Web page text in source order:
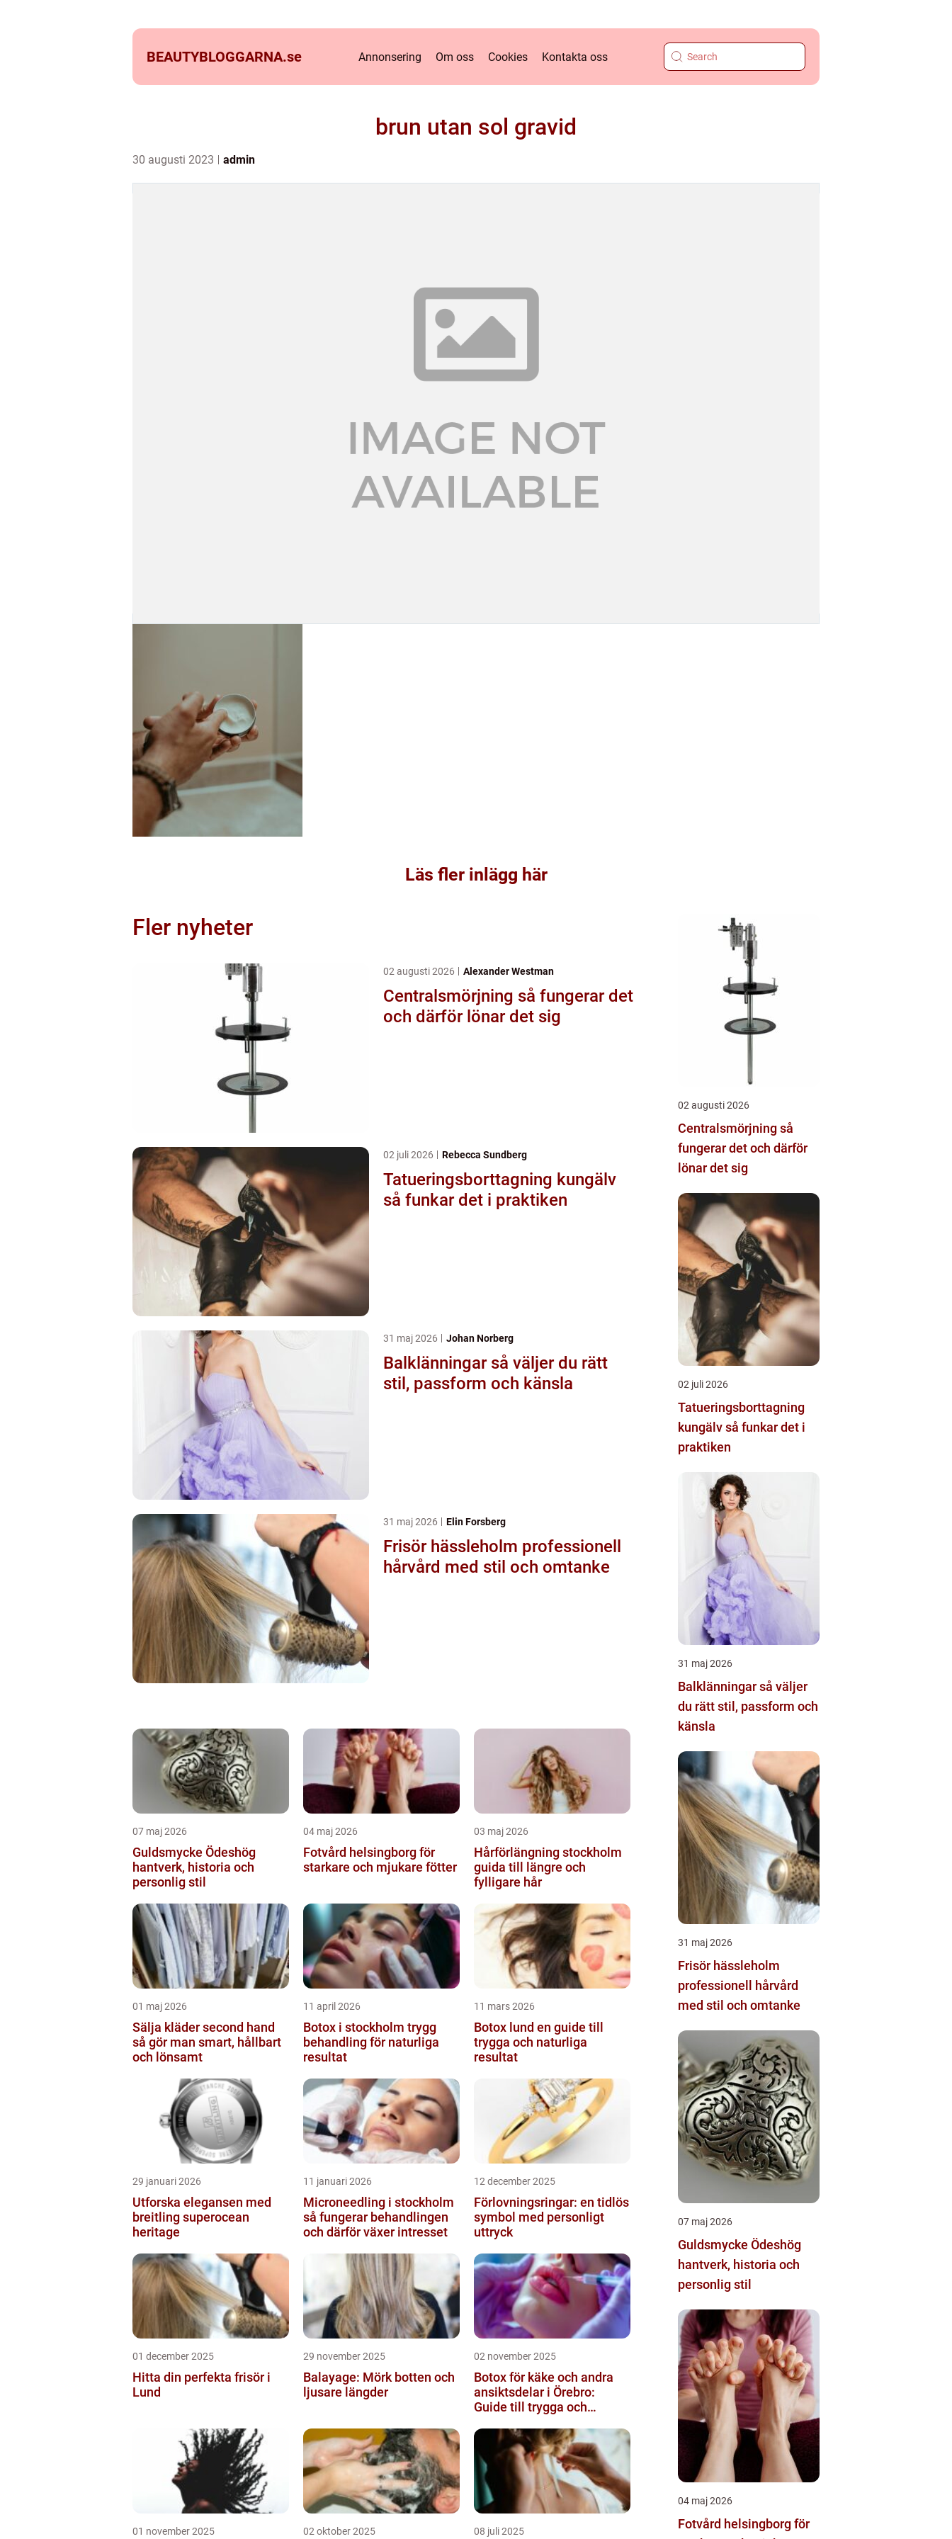
BEAUTYBLOGGARNA.se Annonsering Om oss Cookies Kontakta oss
brun utan sol gravid
30 augusti 2023 admin
Läs fler inlägg här
Fler nyheter
02 augusti 2026 Alexander Westman
Centralsmörjning så fungerar det
och därför lönar det sig
02 juli 2026 Rebecca Sundberg
Tatueringsborttagning kungälv
så funkar det i praktiken
31 maj 2026 Johan Norberg
Balklänningar så väljer du rätt
stil, passform och känsla
31 maj 2026 Elin Forsberg
Frisör hässleholm professionell
hårvård med stil och omtanke
07 maj 2026
Guldsmycke Ödeshög
hantverk, historia och
personlig stil
04 maj 2026
Fotvård helsingborg för
starkare och mjukare fötter
03 maj 2026
Hårförlängning stockholm
guida till längre och
fylligare hår
01 maj 2026
Sälja kläder second hand
så gör man smart, hållbart
och lönsamt
11 april 2026
Botox i stockholm trygg
behandling för naturliga
resultat
11 mars 2026
Botox lund en guide till
trygga och naturliga
resultat
29 januari 2026
Utforska elegansen med
breitling superocean
heritage
11 januari 2026
Microneedling i stockholm
så fungerar behandlingen
och därför växer intresset
12 december 2025
Förlovningsringar: en tidlös
symbol med personligt
uttryck
01 december 2025
Hitta din perfekta frisör i
Lund
29 november 2025
Balayage: Mörk botten och
ljusare längder
02 november 2025
Botox för käke och andra
ansiktsdelar i Örebro:
Guide till trygga och
01 november 2025 02 oktober 2025 08 juli 2025
02 augusti 2026
Centralsmörjning så
fungerar det och därför
lönar det sig
02 juli 2026
Tatueringsborttagning
kungälv så funkar det i
praktiken
31 maj 2026
Balklänningar så väljer
du rätt stil, passform och
känsla
31 maj 2026
Frisör hässleholm
professionell hårvård
med stil och omtanke
07 maj 2026
Guldsmycke Ödeshög
hantverk, historia och
personlig stil
04 maj 2026
Fotvård helsingborg för